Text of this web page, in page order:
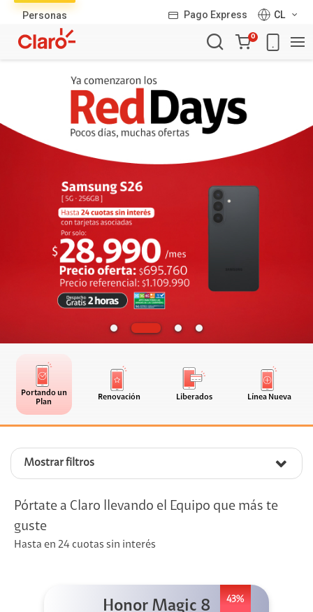
Personas Pago Express
CL
Carro
de
0
Portando un
Plan
Renovación Liberados Línea Nueva
Mostrar filtros
productos
Pórtate a Claro llevando el Equipo que más te
guste
Hasta en 24 cuotas sin interés
43%
Honor Magic 8